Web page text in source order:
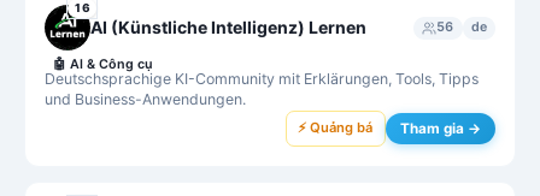
16
AI (Künstliche Intelligenz) Lernen 56 de
Deutschsprachige KI-Community mit Erklärungen, Tools, Tipps
und Business-Anwendungen.
🤖 AI & Công cụ
⚡ Quảng bá Tham gia →